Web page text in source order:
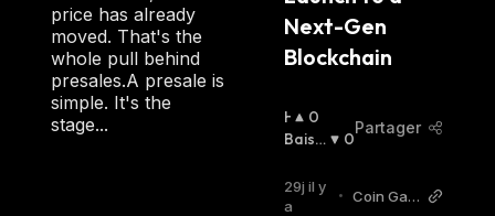
price has already
moved. That's the
whole pull behind
presales.A presale is
simple. It's the
stage...
Next-Gen
Blockchain
H
A
S
S
0
Baissi
0
Partager
29j il y
a
• Coin Gab